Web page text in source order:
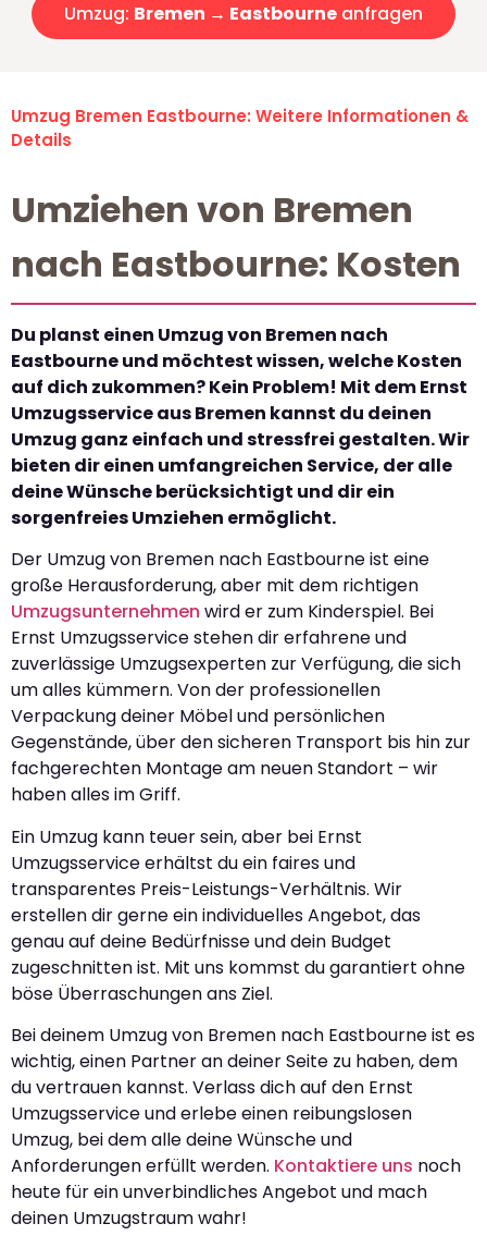
Umzug: Bremen → Eastbourne anfragen
Umzug Bremen Eastbourne: Weitere Informationen &
Details
Umziehen von Bremen
nach Eastbourne: Kosten
Du planst einen Umzug von Bremen nach
Eastbourne und möchtest wissen, welche Kosten
auf dich zukommen? Kein Problem! Mit dem Ernst
Umzugsservice aus Bremen kannst du deinen
Umzug ganz einfach und stressfrei gestalten. Wir
bieten dir einen umfangreichen Service, der alle
deine Wünsche berücksichtigt und dir ein
sorgenfreies Umziehen ermöglicht.
Der Umzug von Bremen nach Eastbourne ist eine
große Herausforderung, aber mit dem richtigen
Umzugsunternehmen wird er zum Kinderspiel. Bei
Ernst Umzugsservice stehen dir erfahrene und
zuverlässige Umzugsexperten zur Verfügung, die sich
um alles kümmern. Von der professionellen
Verpackung deiner Möbel und persönlichen
Gegenstände, über den sicheren Transport bis hin zur
fachgerechten Montage am neuen Standort – wir
haben alles im Griff.
Ein Umzug kann teuer sein, aber bei Ernst
Umzugsservice erhältst du ein faires und
transparentes Preis-Leistungs-Verhältnis. Wir
erstellen dir gerne ein individuelles Angebot, das
genau auf deine Bedürfnisse und dein Budget
zugeschnitten ist. Mit uns kommst du garantiert ohne
böse Überraschungen ans Ziel.
Bei deinem Umzug von Bremen nach Eastbourne ist es
wichtig, einen Partner an deiner Seite zu haben, dem
du vertrauen kannst. Verlass dich auf den Ernst
Umzugsservice und erlebe einen reibungslosen
Umzug, bei dem alle deine Wünsche und
Anforderungen erfüllt werden. Kontaktiere uns noch
heute für ein unverbindliches Angebot und mach
deinen Umzugstraum wahr!